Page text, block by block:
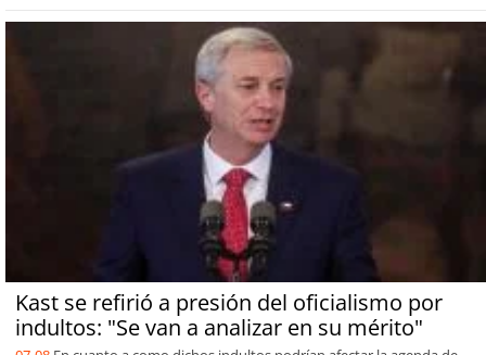
Kast se refirió a presión del oficialismo por
indultos: "Se van a analizar en su mérito"